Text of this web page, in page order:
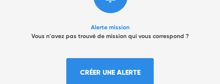
Alerte mission
Vous n'avez pas trouvé de mission qui vous correspond ?
CRÉER UNE ALERTE